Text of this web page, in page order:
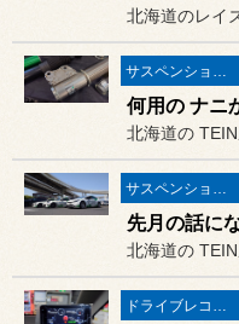
サスペンション交換
何用の ナニ
北海道の
サスペンション交換
北海道の
ドライブレコーダー＆レーダー取付